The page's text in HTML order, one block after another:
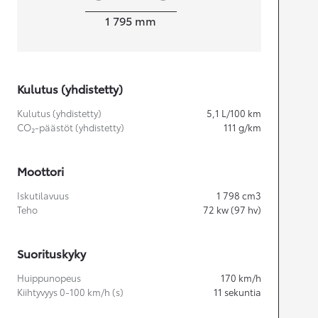
Leveys
1 795 mm
Kulutus (yhdistetty)
Kulutus (yhdistetty) 5,1 L/100 km
CO₂-päästöt (yhdistetty)
111 g/km
Moottori
Iskutilavuus 1 798 cm3
Teho
72 kw (97 hv)
Suorituskyky
Huippunopeus 170 km/h
Kiihtyvyys 0-100 km/h (s)
11 sekuntia